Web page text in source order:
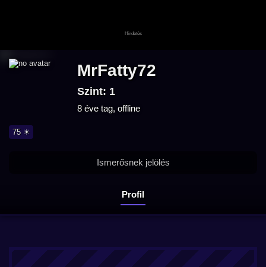
MrFatty72
Szint: 1
8 éve tag, offline
75 ☀
Profil
Ismerősnek jelölés